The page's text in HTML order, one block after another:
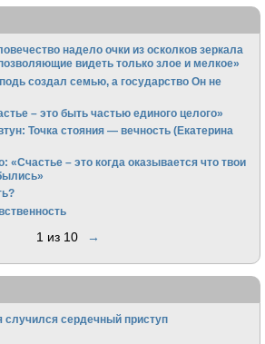
надело очки из осколков зеркала
видеть только злое и мелкое»
создал семью, а государство Он не
– это быть частью единого целого»
Точка стояния — вечность (Екатерина
«Счастье – это когда оказывается что твои
1 из 10 →
сердечный приступ